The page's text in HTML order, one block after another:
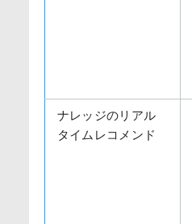
ナレッジのリアル
タイムレコメンド